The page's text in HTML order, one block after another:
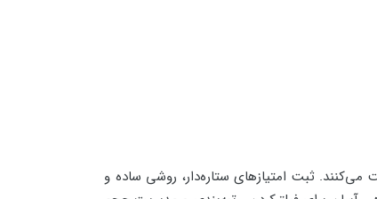
می‌کنند. ثبت امتیازهای ستاره‌دار، روشی ساده و